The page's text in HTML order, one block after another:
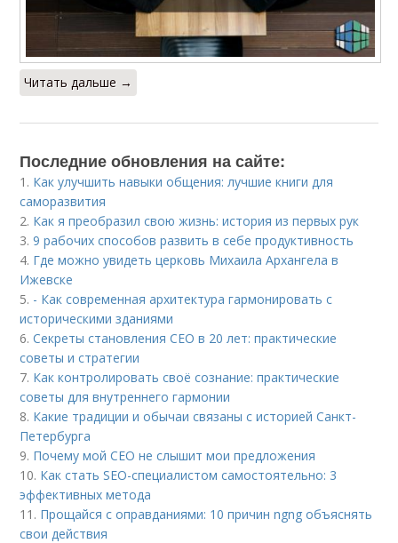
Читать дальше →
Последние обновления на сайте:
1. Как улучшить навыки общения: лучшие книги для
саморазвития
2. Как я преобразил свою жизнь: история из первых рук
3.9 рабочих способов развить в себе продуктивность
4. Где можно увидеть церковь Михаила Архангела в
Ижевске
5. - Как современная архитектура гармонировать с
историческими зданиями
6.Секреты становления CEO в 20 лет: практические
советы и стратегии
7. Как контролировать своё сознание: практические
советы для внутреннего гармонии
8. Какие традиции и обычаи связаны с историей Санкт-
Петербурга
9. Почему мой СЕО не слышит мои предложения
10. Как стать SEO-специалистом самостоятельно: 3
эффективных метода
11. Прощайся с оправданиями: 10 причин ngng объяснять
свои действия